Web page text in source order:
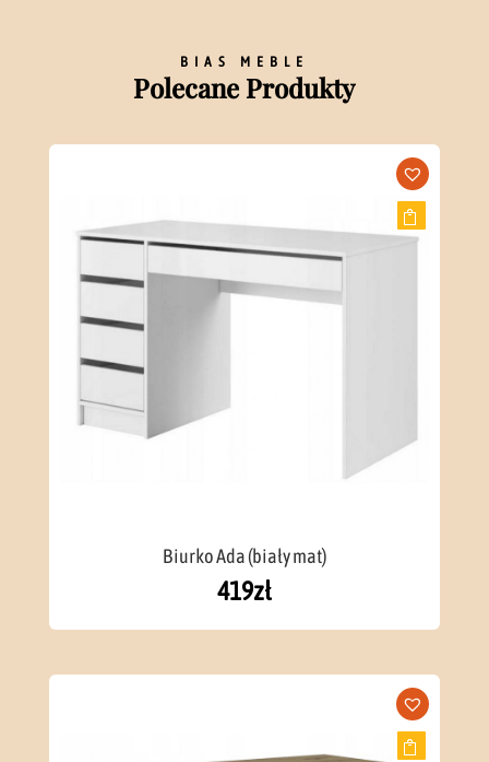
BIAS MEBLE
Polecane Produkty
Biurko Ada (biały mat)
419zł